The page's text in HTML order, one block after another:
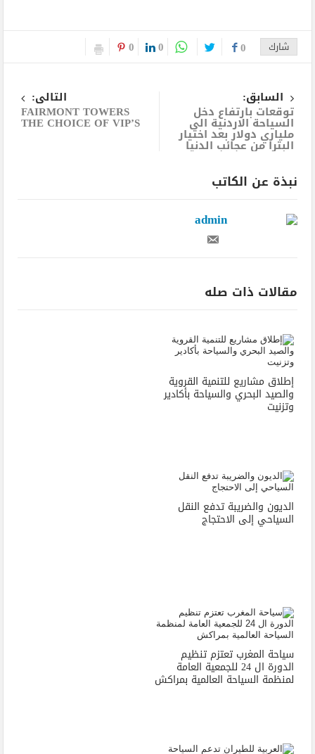
شارك 0
0
0
السابق:
توقعات بارتفاع دخل
السياحة الاردنية الى
ملياري دولار بعد اختيار
البترا من عجائب الدنيا
التالى:
FAIRMONT TOWERS
THE CHOICE OF VIP’S
نبذة عن الكاتب
admin
مقالات ذات صله
إطلاق مشاريع للتنمية القروية
والصيد البحري والسياحة بأكادير
وتزنيت
الديون والضريبة تدفع النقل
السياحي إلى الاحتجاج
سياحة المغرب تعتزم تنظيم
الدورة ال 24 للجمعية العامة
لمنظمة السياحة العالمية بمراكش